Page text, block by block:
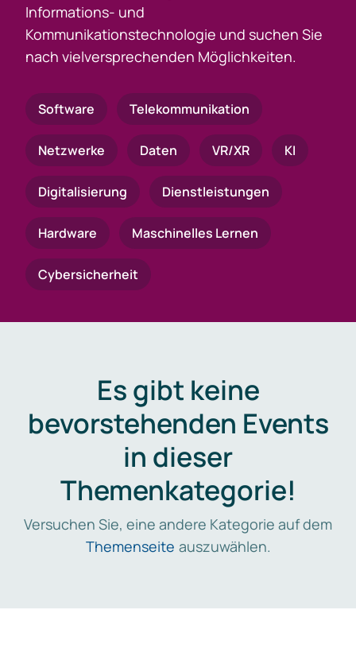
Informations- und
Kommunikationstechnologie und suchen Sie
nach vielversprechenden Möglichkeiten.
Software Telekommunikation
Netzwerke Daten VR/XR KI
Digitalisierung Dienstleistungen
Hardware Maschinelles Lernen
Cybersicherheit
Es gibt keine
bevorstehenden Events
in dieser
Themenkategorie!
Versuchen Sie, eine andere Kategorie auf dem
Themenseite auszuwählen.